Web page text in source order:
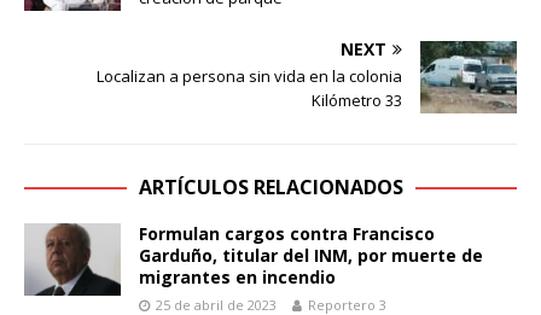
NEXT
Localizan a persona sin vida en la colonia
Kilómetro 33
ARTÍCULOS RELACIONADOS
Formulan cargos contra Francisco
Garduño, titular del INM, por muerte de
migrantes en incendio
25 de abril de 2023 Reportero 3